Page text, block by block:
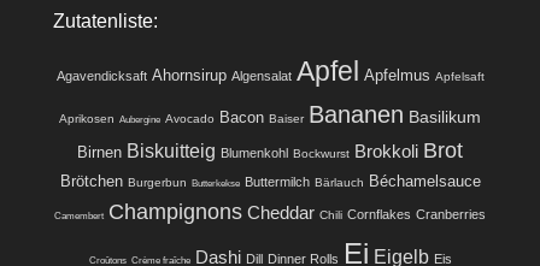
Zutatenliste:
Agavendicksaft Ahornsirup Algensalat Apfel Apfelmus Apfelsaft
Aprikosen Aubergine Avocado Bacon Baiser Bananen Basilikum
Birnen Biskuitteig Blumenkohl Bockwurst Brokkoli Brot
Brötchen Burgerbun Butterkekse Buttermilch Bärlauch Béchamelsauce
Camembert Champignons Cheddar Chili Cornflakes Cranberries
Croûtons Crème fraîche Dashi Dill Dinner Rolls Ei Eigelb Eis